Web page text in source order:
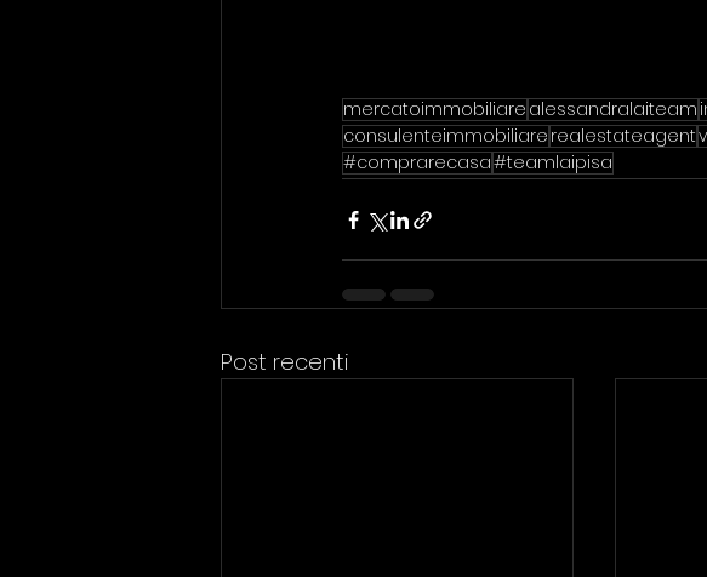
mercatoimmobiliare alessandralaiteam
consulenteimmobiliare realestateagent
#comprarecasa#teamlaipisa
Post recenti